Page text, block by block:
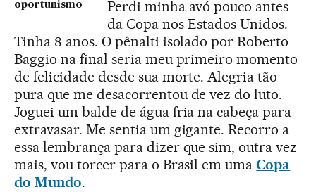
oportunismo
Perdi minha avó pouco antes
da Copa nos Estados Unidos.
Tinha 8 anos. O pênalti isolado por Roberto
Baggio na final seria meu primeiro momento
de felicidade desde sua morte. Alegria tão
pura que me desacorrentou de vez do luto.
Joguei um balde de água fria na cabeça para
extravasar. Me sentia um gigante. Recorro a
essa lembrança para dizer que sim, outra vez
mais, vou torcer para o Brasil em umaCopa
do Mundo.